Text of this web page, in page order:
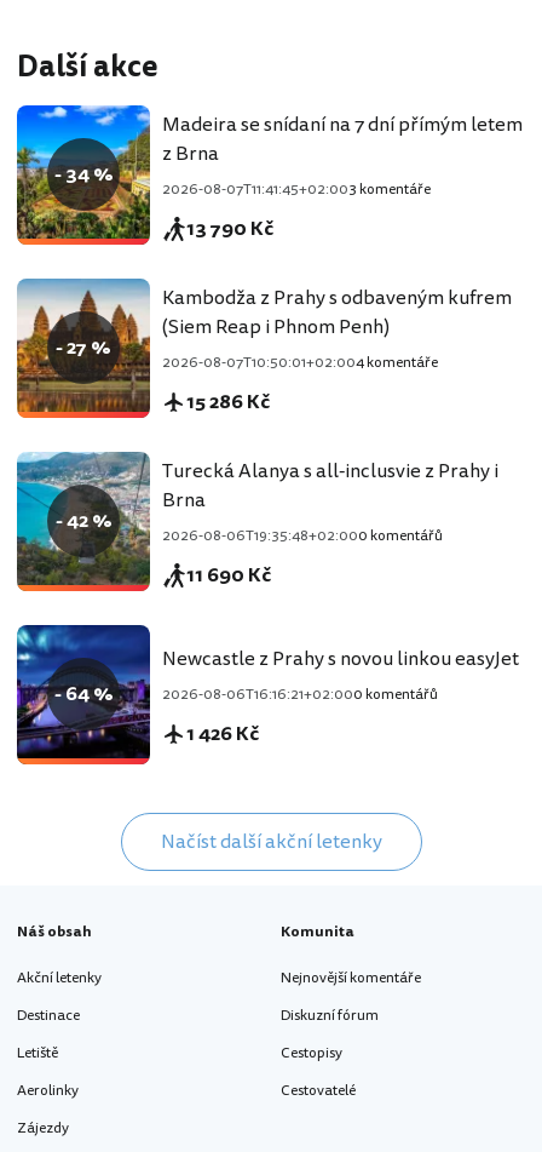
Další akce
- 34 %
Madeira se snídaní na 7 dní přímým letem
z Brna
2026-08-07T11:41:45+02:003 komentáře
13 790 Kč
- 27 %
Kambodža z Prahy s odbaveným kufrem
(Siem Reap i Phnom Penh)
2026-08-07T10:50:01+02:004 komentáře
15 286 Kč
- 42 %
Turecká Alanya s all-inclusvie z Prahy i
Brna
2026-08-06T19:35:48+02:000 komentářů
11 690 Kč
- 64 %
Newcastle z Prahy s novou linkou easyJet
2026-08-06T16:16:21+02:000 komentářů
1 426 Kč
Načíst další akční letenky
Náš obsah
Akční letenky
Destinace
Letiště
Aerolinky
Zájezdy
Komunita
Nejnovější komentáře
Diskuzní fórum
Cestopisy
Cestovatelé